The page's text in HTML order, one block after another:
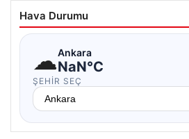
Hava Durumu
☁Ankara
NaN°C
ŞEHIR SEÇ